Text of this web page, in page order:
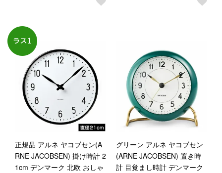
正規品 アルネ ヤコブセン(A
RNE JACOBSEN) 掛け時計 2
1cm デンマーク 北欧 おしゃ
グリーン アルネ ヤコブセン
(ARNE JACOBSEN) 置き時
計 目覚まし時計 デンマーク